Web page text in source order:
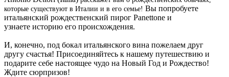
которые существуют в Италии и в его семье! Вы попробуете
итальянский рождественский пирог Panettone и
узнаете историю его происхождения.
И, конечно, под бокал итальянского вина пожелаем друг
другу счастья! Присоединяйтесь к нашему путешествию и
подарите себе настоящее чудо на Новый Год и Рождество!
Ждите сюрпризов!